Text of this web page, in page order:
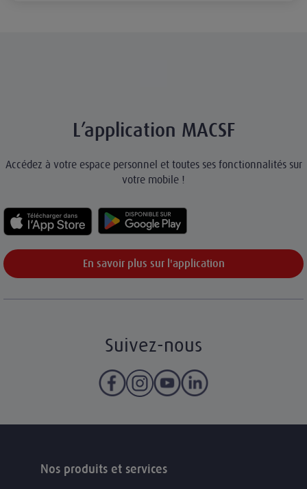
L’application MACSF
Accédez à votre espace personnel et toutes ses fonctionnalités sur
votre mobile !
En savoir plus sur l'application
Suivez-nous
Nos produits et services